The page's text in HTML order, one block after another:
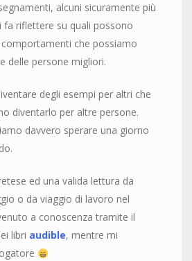
alcuni sicuramente più
fa riflettere su quali possono
che possiamo
delle persone migliori.
degli esempi per altri che
diventarlo per altre persone.
davvero sperare una giorno
ed una valida lettura da
o da viaggio di lavoro nel
a conoscenza tramite il
libri audible, mentre mi